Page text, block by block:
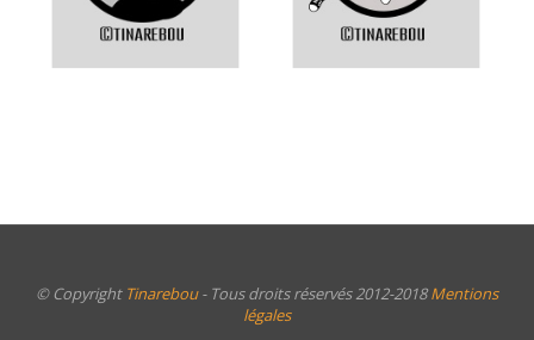
© Copyright Tinarebou- Tous droits réservés 2012-2018Mentions
légales